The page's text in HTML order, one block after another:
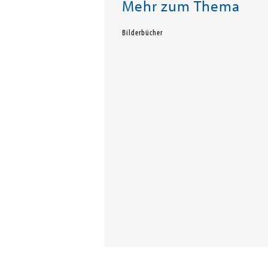
Mehr zum Thema
Bilderbücher